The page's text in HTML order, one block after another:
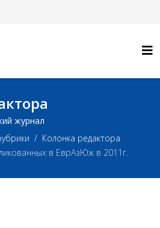
журнал
Колонка редактора
в ЕврАзЮж в 2011г.